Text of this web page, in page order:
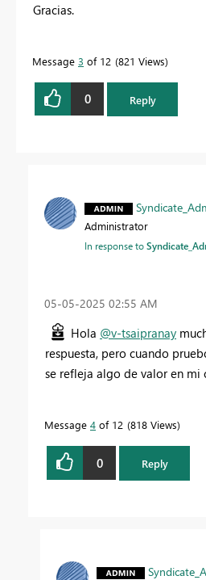
Gracias.
Message 3 of 12 821 Views
0 Reply
Administrator
In response to
‎05-05-2025 02:55 AM
Hola @v-tsaipranay
respuesta, pero cuando
se refleja algo de valor en mi
Message 4 of 12 818 Views
0 Reply